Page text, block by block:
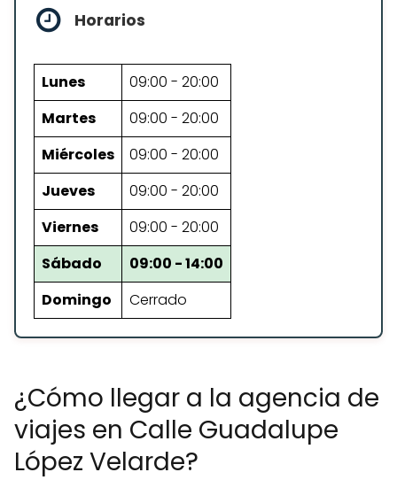
Horarios
Lunes
09:00 - 20:00
Martes
09:00 - 20:00
Miércoles
09:00 - 20:00
Jueves
09:00 - 20:00
Viernes
09:00 - 20:00
Sábado
09:00 - 14:00
Domingo
Cerrado
¿Cómo llegar a la agencia de
viajes en Calle Guadalupe
López Velarde?